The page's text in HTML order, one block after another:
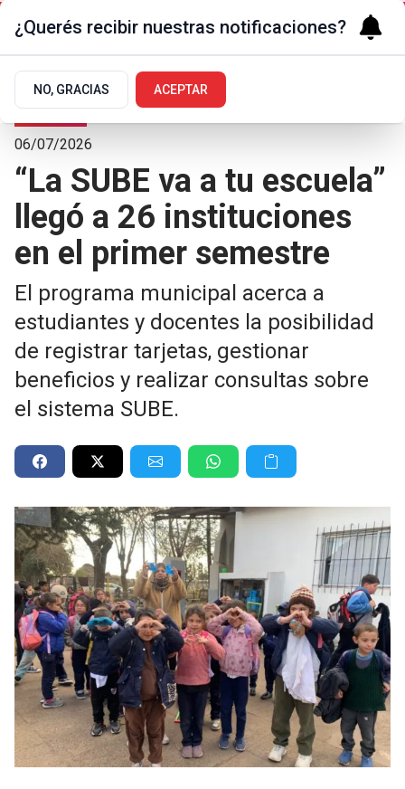
Sociedad
06/07/2026
“La SUBE va a tu escuela”
llegó a 26 instituciones
en el primer semestre
El programa municipal acerca a
estudiantes y docentes la posibilidad
de registrar tarjetas, gestionar
beneficios y realizar consultas sobre
el sistema SUBE.
¿Querés recibir nuestras notificaciones?
NO, GRACIAS ACEPTAR